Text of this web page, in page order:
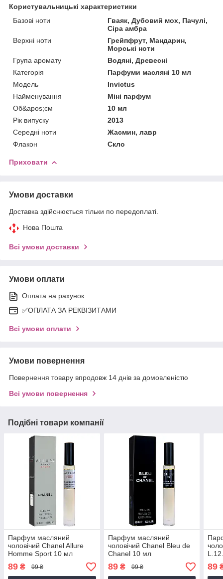
Користувальницькі характеристики
Базові ноти
Гваяк, Дубовий мох, Пачулі,
Сіра амбра
Верхні ноти
Грейпфрут, Мандарин,
Морські ноти
Група аромату
Водяні, Древесні
Категорія
Парфуми масляні 10 мл
Мoдель
Invictus
Найменування
Міні парфум
Об&apos;єм
10 мл
Рік випуску
2013
Середні ноти
Жасмин, лавр
Флакон
Скло
Приховати
Умови доставки
Доставка здійснюється тільки по передоплаті.
Нова Пошта
Всі умови доставки
Умови оплати
Оплата на рахунок
✅ОПЛАТА ЗА РЕКВІЗИТАМИ
Всі умови оплати
Умови повернення
Повернення товару впродовж 14 днів за домовленістю
Всі умови повернення
Подібні товари компанії
Парфум масляний
чоловічий Chanel Allure
Homme Sport 10 мл
89 ₴ 99 ₴
Парфум масляний
чоловічий Chanel Bleu de
Chanel 10 мл
89₴ 99 ₴ 89